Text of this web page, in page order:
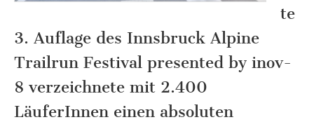
te
3. Auflage des Innsbruck Alpine
Trailrun Festival presented by inov-
8 verzeichnete mit 2.400
LäuferInnen einen absoluten